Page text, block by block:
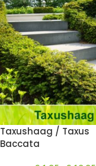
Taxushaag / Taxus
Baccata